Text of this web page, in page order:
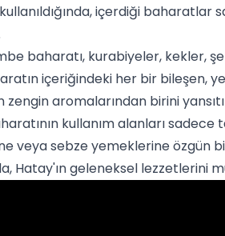
içerdiği
baharatı, kurabiyeler, kekler,
içeriğindeki her bir bileşen,
zengin aromalarından birini
kullanım alanları sadece
veyasebze yemeklerine özgün
Hatay'ın geleneksel